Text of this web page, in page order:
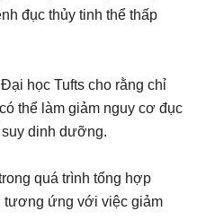
đục thủy tinh thể thấp
học Tufts cho rằng chỉ
thể làm giảm nguy cơ đục
dinh dưỡng.
quá trình tổng hợp
tương ứng với việc giảm